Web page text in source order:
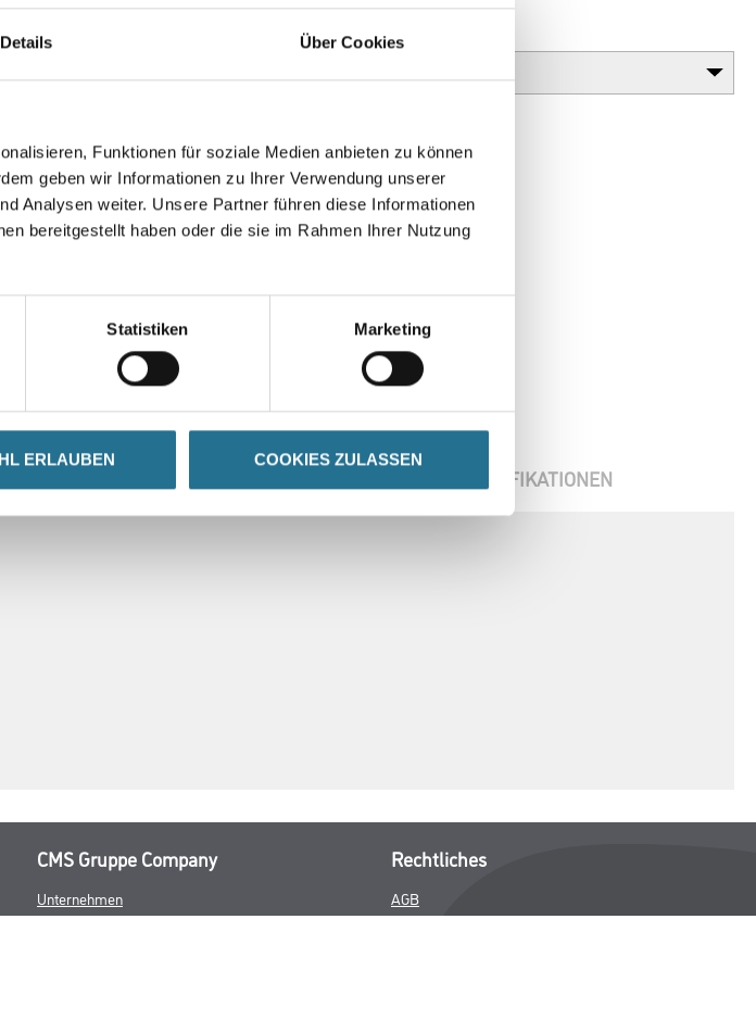
Details Über Cookies
Funktionen für soziale Medien anbieten zu können
geben wir Informationen zu Ihrer Verwendung unserer
Analysen weiter. Unsere Partner führen diese Informationen
bereitgestellt haben oder die sie im Rahmen Ihrer Nutzung
Statistiken Marketing
ERLAUBEN COOKIES ZULASSEN
Umrechnungsfaktoren
SPEZIFIKATIONEN
CMS Gruppe Company
Unternehmen
Rechtliches
AGB